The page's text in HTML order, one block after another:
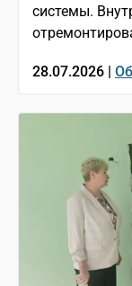
системы.
28.07.2026 |